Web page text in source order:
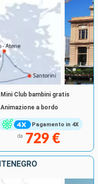
Pagamento in 4X
Mini Club bambini gratis
Animazione a bordo
da 729 €